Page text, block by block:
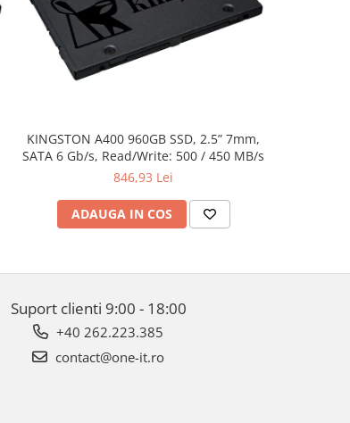
KINGSTON A400 960GB SSD, 2.5” 7mm,
SATA 6 Gb/s, Read/Write: 500 / 450 MB/s
846,93 Lei
ADAUGA IN COS
Suport clienti 9:00 - 18:00
+40 262.223.385
contact@one-it.ro